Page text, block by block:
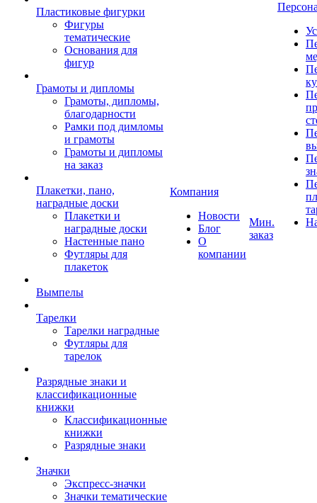
Пластиковые фигурки
Фигуры
тематические
Основания для
фигур
Грамоты и дипломы
Грамоты, дипломы,
благодарности
Рамки под димломы
и грамоты
Грамоты и дипломы
на заказ
Плакетки, пано,
наградные доски
Плакетки и
наградные доски
Настенные пано
Футляры для
плакеток
Вымпелы
Тарелки
Тарелки наградные
Футляры для
тарелок
Разрядные знаки и
классификационные
книжки
Классификационные
книжки
Разрядные знаки
Значки
Экспресс-значки
Значки тематические
Компания
Новости
Блог
О
компании
Мин.
заказ